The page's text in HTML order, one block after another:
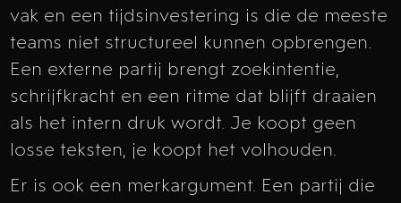
vak en een tijdsinvestering is die de meeste
teams niet structureel kunnen opbrengen.
Een externe partij brengt zoekintentie,
schrijfkracht en een ritme dat blijft draaien
als het intern druk wordt. Je koopt geen
losse teksten, je koopt het volhouden.
Er is ook een merkargument. Een partij die